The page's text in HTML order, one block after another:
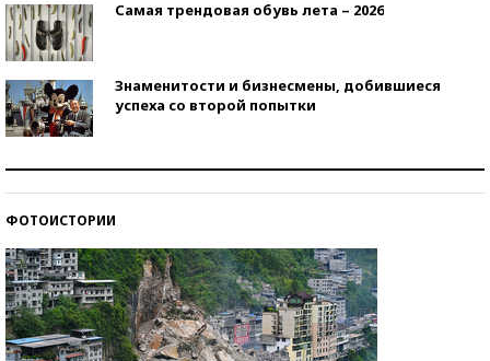
Самая трендовая обувь лета – 2026
Знаменитости и бизнесмены, добившиеся
успеха со второй попытки
ФОТОИСТОРИИ